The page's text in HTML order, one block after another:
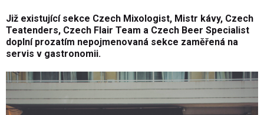
Již existující sekce Czech Mixologist, Mistr kávy, Czech
Teatenders, Czech Flair Team a Czech Beer Specialist
doplní prozatím nepojmenovaná sekce zaměřená na
servis v gastronomii.